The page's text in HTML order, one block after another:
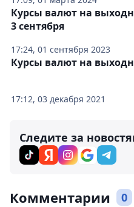
17:24, 01 сентября 2023
Курсы валют на
3 сентября
17:12, 03 декабря 2021
Курсы валют на
Следите за
Комментарии 0